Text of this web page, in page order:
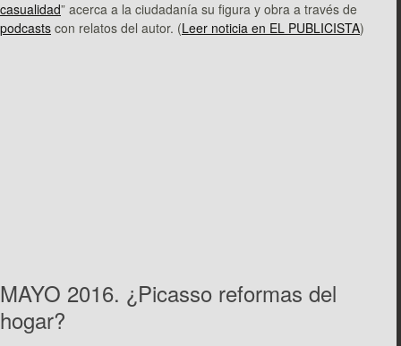
casualidad” acerca a la ciudadanía su figura y obra a través de
podcasts con relatos del autor. (Leer noticia en EL PUBLICISTA)
MAYO 2016. ¿Picasso reformas del
hogar?